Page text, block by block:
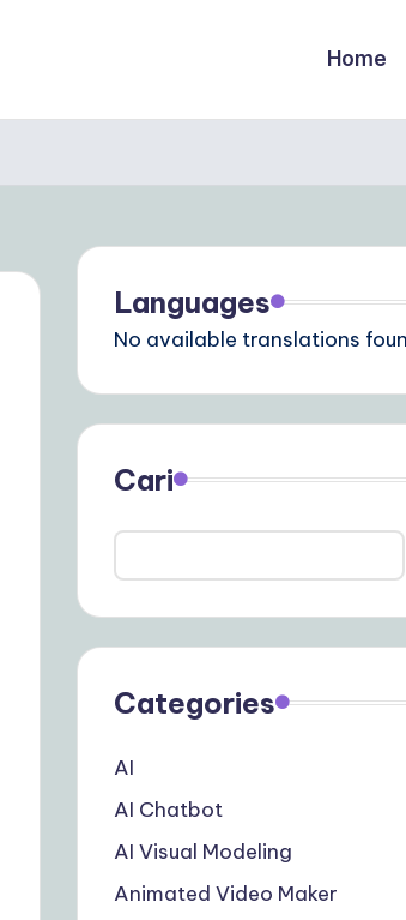
Home
Languages
No available translations
Cari
Categories
AI
AI Chatbot
AI Visual Modeling
Animated Video Maker